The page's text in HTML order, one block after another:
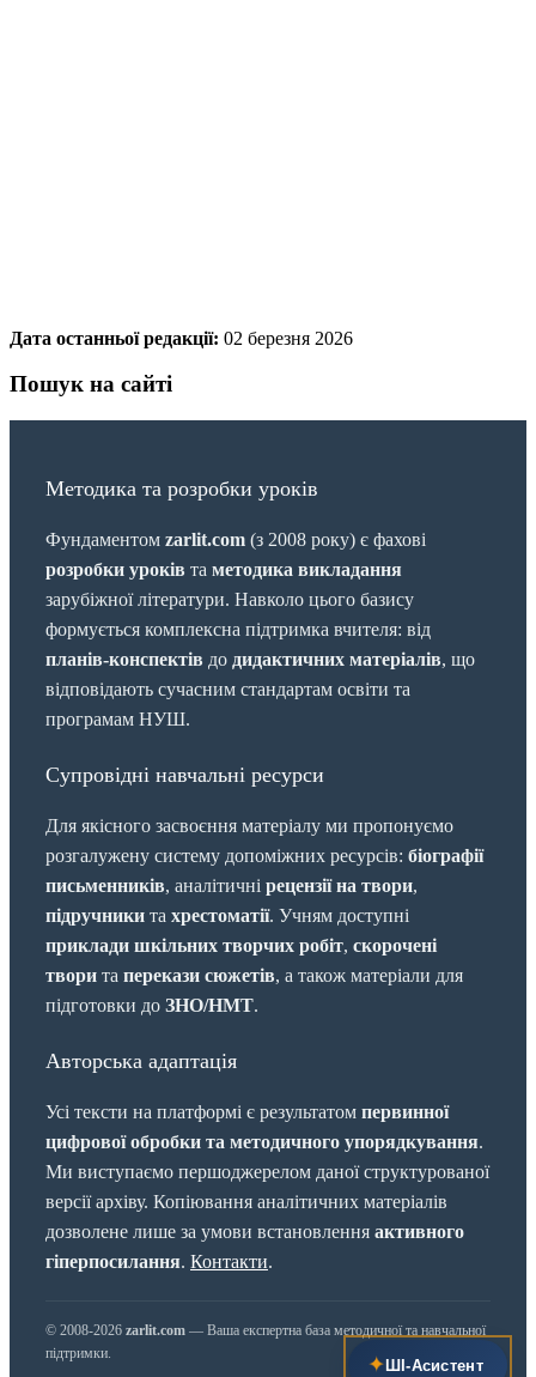
Дата останньої редакції: 02 березня 2026
Пошук на сайті
Методика та розробки уроків
Фундаментом zarlit.com (з 2008 року) є фахові
розробки уроків та методика викладання
зарубіжної літератури. Навколо цього базису
формується комплексна підтримка вчителя: від
планів-конспектів до дидактичних матеріалів, що
відповідають сучасним стандартам освіти та
програмам НУШ.
Супровідні навчальні ресурси
Для якісного засвоєння матеріалу ми пропонуємо
розгалужену систему допоміжних ресурсів: біографії
письменників, аналітичні рецензії на твори,
підручники та хрестоматії. Учням доступні
приклади шкільних творчих робіт, скорочені
твори та перекази сюжетів, а також матеріали для
підготовки до ЗНО/НМТ.
Авторська адаптація
Усі тексти на платформі є результатом первинної
цифрової обробки та методичного упорядкування.
Ми виступаємо першоджерелом даної структурованої
версії архіву. Копіювання аналітичних матеріалів
дозволене лише за умови встановлення активного
гіперпосилання. Контакти.
© 2008-2026 zarlit.com — Ваша експертна база методичної та навчальної
підтримки.
✦ШІ‑Асистент